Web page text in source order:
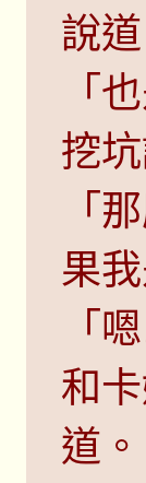
說道
「
挖
「
果
「
和
道。